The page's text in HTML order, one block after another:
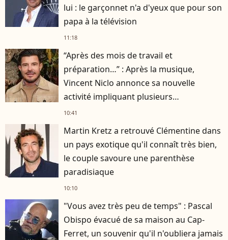
lui : le garçonnet n'a d'yeux que pour son
papa à la télévision
11:18
“Après des mois de travail et
préparation…” : Après la musique,
Vincent Niclo annonce sa nouvelle
activité impliquant plusieurs
personnalités
10:41
Martin Kretz a retrouvé Clémentine dans
un pays exotique qu'il connaît très bien,
le couple savoure une parenthèse
paradisiaque
10:10
"Vous avez très peu de temps" : Pascal
Obispo évacué de sa maison au Cap-
Ferret, un souvenir qu'il n'oubliera jamais